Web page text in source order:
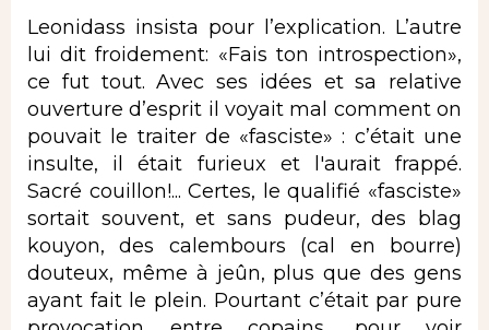
Leonidass insista pour l’explication. L’autre
lui dit froidement: «Fais ton introspection»,
ce fut tout. Avec ses idées et sa relative
ouverture d’esprit il voyait mal comment on
pouvait le traiter de «fasciste» : c’était une
insulte, il était furieux et l'aurait frappé.
Sacré couillon!... Certes, le qualifié «fasciste»
sortait souvent, et sans pudeur, des blag
kouyon, des calembours (cal en bourre)
douteux, même à jeûn, plus que des gens
ayant fait le plein. Pourtant c’était par pure